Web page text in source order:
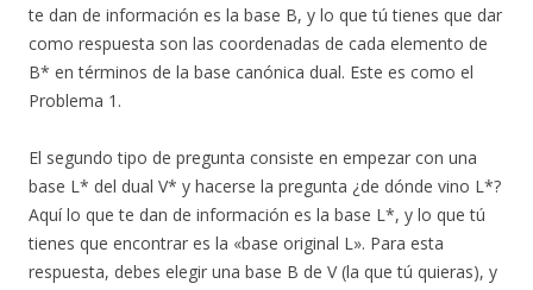
te dan de información es la base B, y lo que tú tienes que dar
como respuesta son las coordenadas de cada elemento de
B* en términos de la base canónica dual. Este es como el
Problema 1.
El segundo tipo de pregunta consiste en empezar con una
base L* del dual V* y hacerse la pregunta ¿de dónde vino L*?
Aquí lo que te dan de información es la base L*, y lo que tú
tienes que encontrar es la «base original L». Para esta
respuesta, debes elegir una base B de V (la que tú quieras), y